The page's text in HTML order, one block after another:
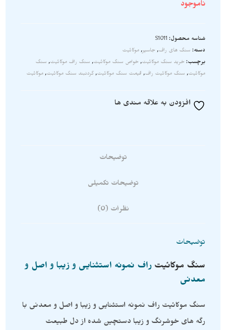
ناموجود
شناسه محصول: S1011
دسته: سنگ های راف, جاسپر,موکائیت
برچسب: خرید سنگ موکائیت, خواص سنگ موکائیت, سنگ راف موکائیت, سنگ
موکائیت, سنگ موکائیت راف, قیمت سنگ موکائیت, گردنبند سنگ موکائیت,موکائیت
افزودن به علاقه مندی ها
توضیحات
توضیحات تکمیلی
نظرات (0)
توضیحات
سنگ موکائیت راف نمونه استثنایی و زیبا و اصل و
معدنی
سنگ موکائیت راف نمونه استثنایی و زیبا و اصل و معدنی با
رگه های خوشرنگ و زیبا دستچین شده از دل طبیعت